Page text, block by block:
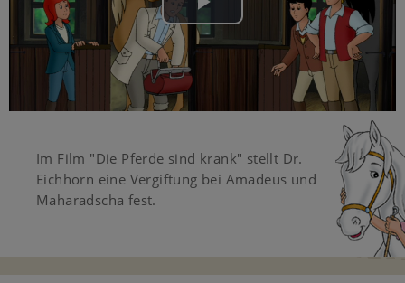
Play
Video
Im Film "Die Pferde sind krank" stellt Dr.
Eichhorn eine Vergiftung bei Amadeus und
Maharadscha fest.